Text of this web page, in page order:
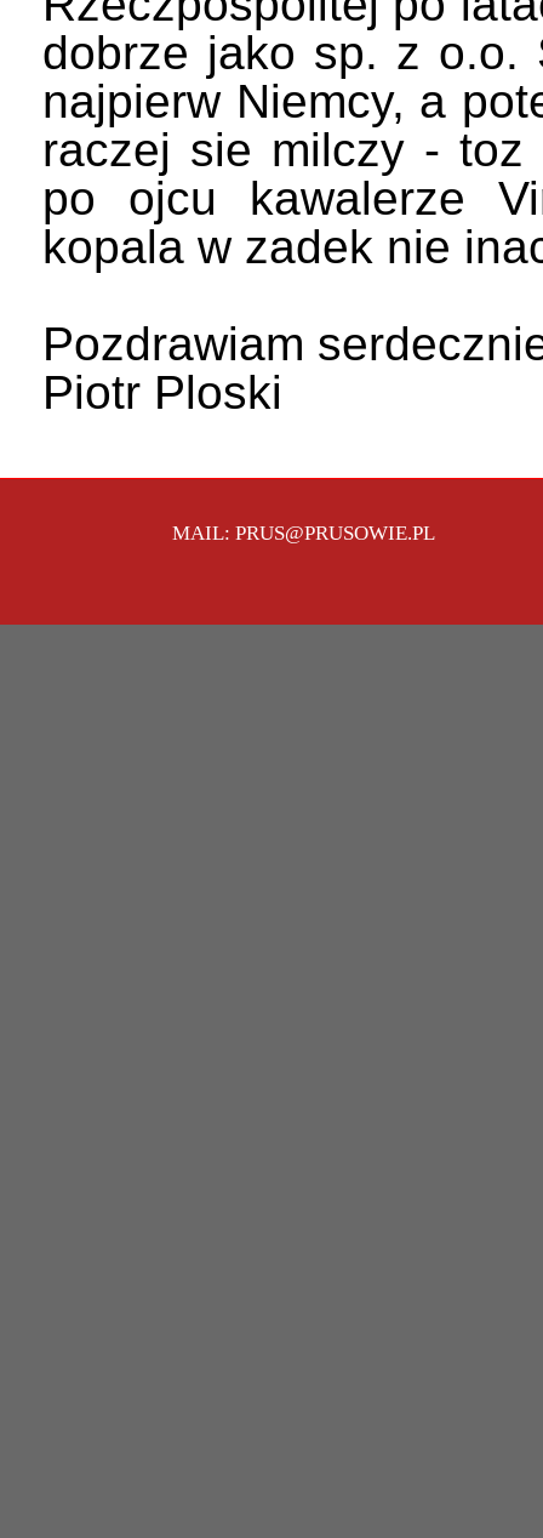
dobrze jako sp. z o.o.
najpierw Niemcy, a
raczej sie milczy -
po ojcu kawalerze
kopala w zadek nie
Pozdrawiam
Piotr Ploski
MAIL: PRUS@PRUSOWIE.PL